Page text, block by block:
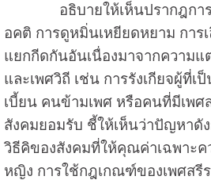
อธิบายให้เห็นปรากฎการณ์
อคติ การดูหมิ่นเหยียดหยาม การ
แยกกีดกันอันเนื่องมาจากความแ
และเพศวิถี เช่น การรังเกียจผู้ที่เ
เบี้ยน คนข้ามเพศ หรือคนที่มีเพ
สังคมยอมรับ ชี้ให้เห็นว่าปัญหาดั
วิธีคิของสังคมที่ให้คุณค่าเฉพาะค
หญิง การใช้กฎเกณฑ์ของเพศสรี